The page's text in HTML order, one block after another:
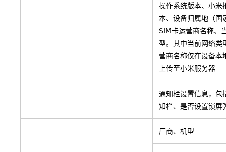
操作系统版本、小米
本、设备归属地（国
SIM卡运营商名称、
型。其中当前网络类
营商名称仅在设备本
上传至小米服务器
通知栏设置信息，包
知栏、是否设置锁屏
厂商、机型